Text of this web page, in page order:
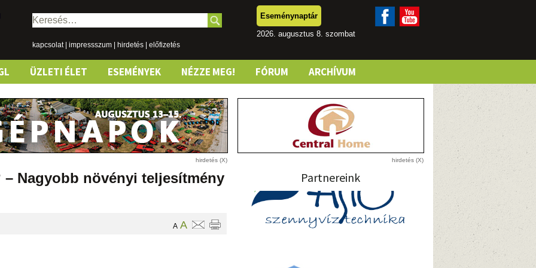
Keresés:
kapcsolat| impressszum hirdetés előfizetés
Eseménynaptár
2026. augusztus 8. szombat
ÜZLETI ÉLET ESEMÉNYEK NÉZZE MEG! FÓRUM ARCHÍVUM
– Nagyobb növényi teljesítmény
A A
Partnereink